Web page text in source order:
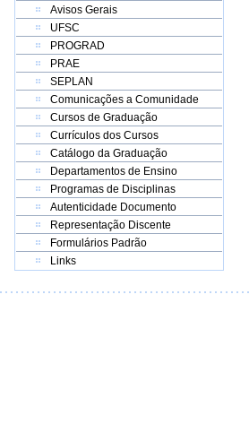
Avisos Gerais
UFSC
PROGRAD
PRAE
SEPLAN
Comunicações a Comunidade
Cursos de Graduação
Currículos dos Cursos
Catálogo da Graduação
Departamentos de Ensino
Programas de Disciplinas
Autenticidade Documento
Representação Discente
Formulários Padrão
Links